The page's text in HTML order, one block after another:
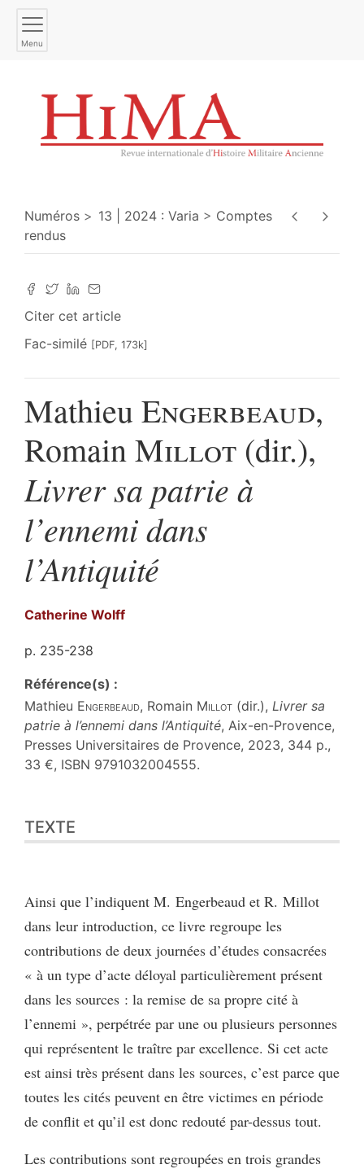
Menu
Numéros 13 | 2024 : Varia
Comptes
rendus
Citer cet article
Fac-similé [PDF, 173k]
Mathieu Engerbeaud,
RomainMillot (dir.),
Livrer sa patrie à
l’ennemi dans
l’Antiquité
Catherine Wolff
p. 235-238
Référence(s) :
Mathieu Engerbeaud, Romain Millot (dir.), Livrer sa
patrie à l’ennemi dans l’Antiquité, Aix-en-Provence,
Presses Universitaires de Provence, 2023, 344 p.,
33 €, ISBN 9791032004555.
Citer cet article
Auteur
TEXTE
Ainsi que l’indiquent M. Engerbeaud et R. Millot
dans leur introduction, ce livre regroupe les
contributions de deux journées d’études consacrées
« à un type d’acte déloyal particulièrement présent
dans les sources : la remise de sa propre cité à
l’ennemi », perpétrée par une ou plusieurs personnes
qui représentent le traître par excellence. Si cet acte
est ainsi très présent dans les sources, c’est parce que
toutes les cités peuvent en être victimes en période
de conflit et qu’il est donc redouté par-dessus tout.
Les contributions sont regroupées en trois grandes